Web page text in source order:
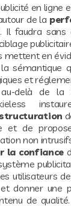
en ligne
de la
Il faudra
en
sémantique
et
delà de la
et de
non
la confiance
utilisateurs
donner une
de